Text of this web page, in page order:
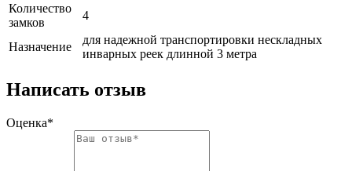
Количество
замков
4
Назначение
для надежной транспортировки нескладных
инварных реек длинной 3 метра
Написать отзыв
Оценка*